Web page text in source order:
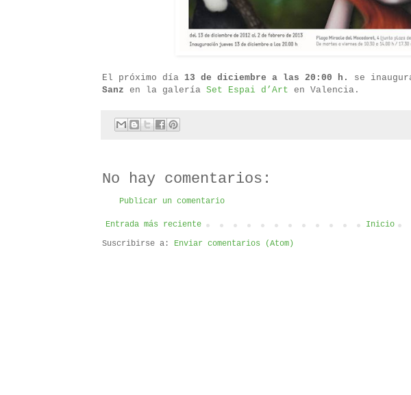
El próximo día 13 de diciembre a las 20:00 h. se
Sanz en la galería Set Espai d’Art en Valencia.
No hay comentarios:
Publicar un comentario
Entrada más reciente
Inicio
Suscribirse a: Enviar comentarios (Atom)